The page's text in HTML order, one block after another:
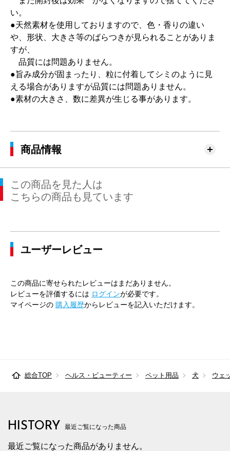
い。
●天然素材を使用しておりますので、色・香りの違い
や、形状、大きさ等のばらつきが見られることがありま
すが、
品質には問題ありません。
●旨み成分が固まったり、粒に付着してシミのように見
える場合がありますが品質には問題ありません。
●素材の大きさ、数に差異が生じる事があります。
商品情報
この商品を見た人は
こちらの商品も見ています
ユーザーレビュー
この商品に寄せられたレビューはまだありません。
レビューを評価するには ログインが必要です。
マイページの 購入履歴からレビューを記入いただけます。
総合TOP ヘルス・ビューティー ペット用品 犬 ウェ
HISTORY 最近ご覧になった商品
最近ご覧になった商品がありません。